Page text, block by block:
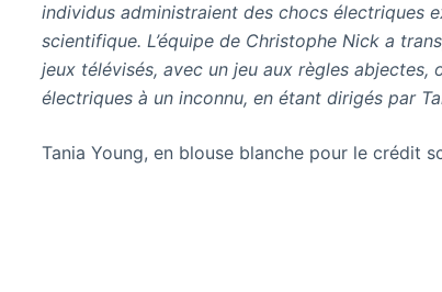
individus administraient des chocs électriques
scientifique. L’équipe de Christophe Nick a
jeux télévisés, avec un jeu aux règles abjectes,
électriques à un inconnu, en étant dirigés par
Tania Young, en blouse blanche pour le crédit